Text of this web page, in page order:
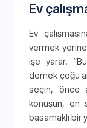
Ev
Ev
vermek
işe yarar.
demek çoğu
seçin, önce
konuşun, en
basamaklı bir